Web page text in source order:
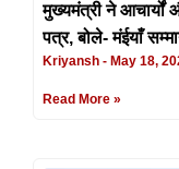
मुख्यमंत्री ने आचार्यों
पत्र, बोले- मंईयाँ
Kriyansh May 18,
Read More »